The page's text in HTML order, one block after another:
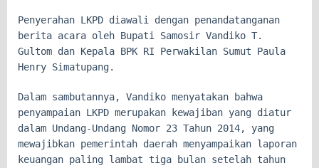
Penyerahan LKPD diawali dengan penandatanganan
berita acara oleh Bupati Samosir Vandiko T.
Gultom dan Kepala BPK RI Perwakilan Sumut Paula
Henry Simatupang.
Dalam sambutannya, Vandiko menyatakan bahwa
penyampaian LKPD merupakan kewajiban yang diatur
dalam Undang-Undang Nomor 23 Tahun 2014, yang
mewajibkan pemerintah daerah menyampaikan laporan
keuangan paling lambat tiga bulan setelah tahun